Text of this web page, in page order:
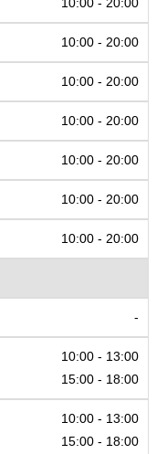
10:00 - 20:00
10:00 - 20:00
10:00 - 20:00
10:00 - 20:00
10:00 - 20:00
10:00 - 20:00
-
10:00 - 13:00
15:00 - 18:00
10:00 - 13:00
15:00 - 18:00